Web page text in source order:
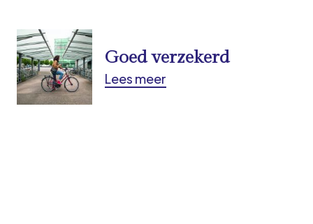
Goed verzekerd
Lees meer